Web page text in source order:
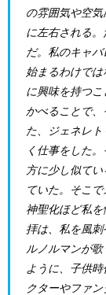
の雰囲気や空
に左右される
だ。私のキャ
始まるわけで
に興味を持つ
かべることで
た、ジェネレ
く仕事をした
方に少し似て
ていた。そこ
神聖化ほど私
拝は、私を風
ルノルマンが
ように、子供
クターやファ